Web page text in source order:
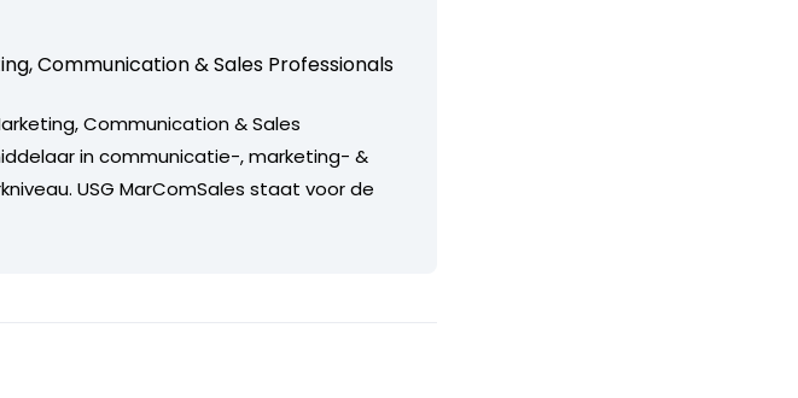
Communication & Sales Professionals
Communication & Sales
in communicatie-, marketing- &
USG MarComSales staat voor de